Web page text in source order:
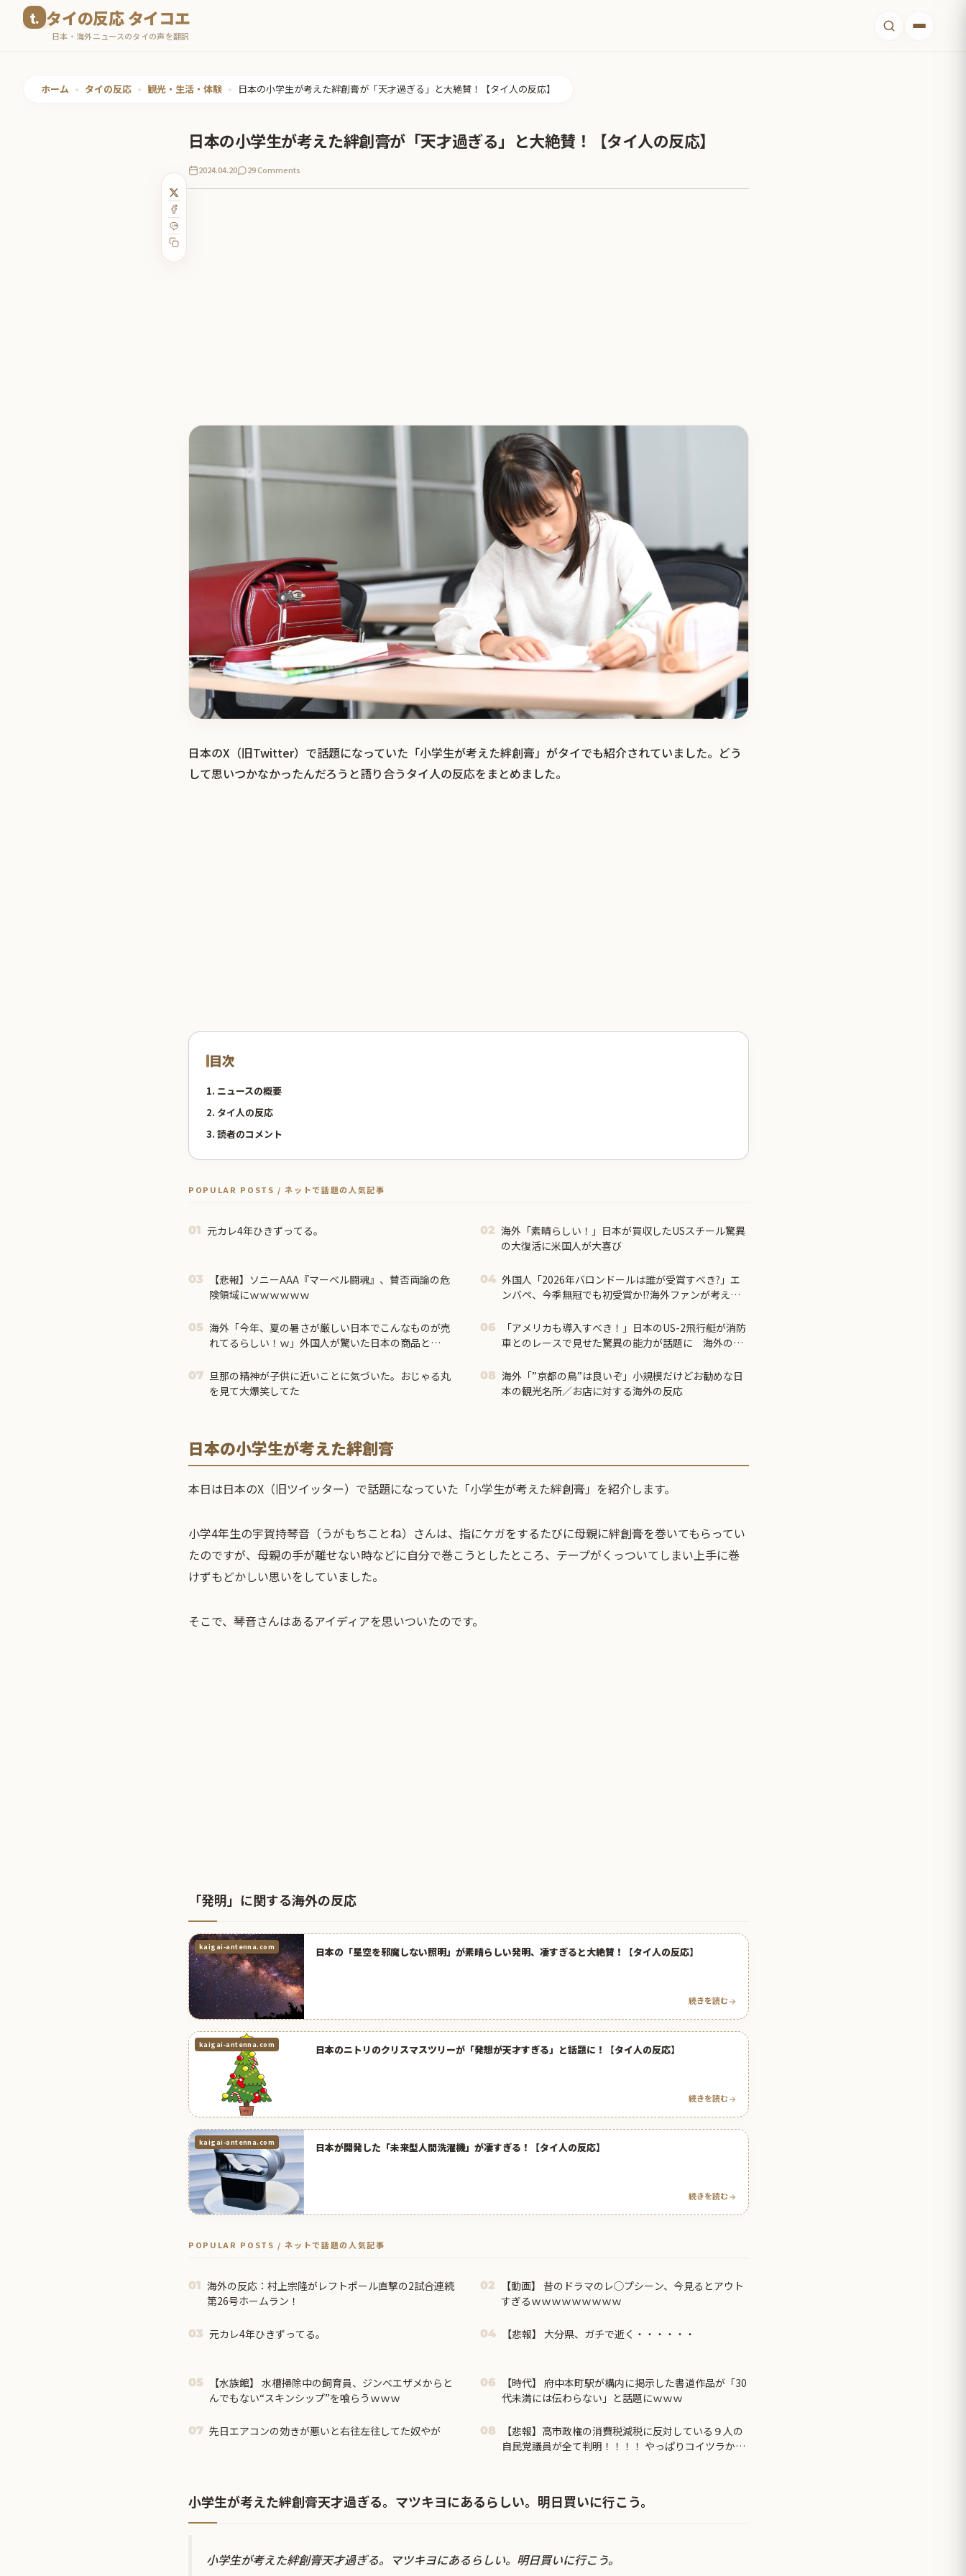
タイの反応 タイコエ
日本・海外ニュースのタイの声を翻訳
ホーム • タイの反応 • 観光・生活・体験 • 日本の小学生が考えた絆創膏が「天才過ぎる」と大絶賛！【タイ人の反応】
日本の小学生が考えた絆創膏が「天才過ぎる」と大絶賛！【タイ人の反応】
2024.04.20 29 Comments
日本のX（旧Twitter）で話題になっていた「小学生が考えた絆創膏」がタイでも紹介されていました。どう
して思いつかなかったんだろうと語り合うタイ人の反応をまとめました。
目次
1. ニュースの概要
2. タイ人の反応
3. 読者のコメント
POPULAR POSTS / ネットで話題の人気記事
01 元カレ4年ひきずってる。 02 海外「素晴らしい！」日本が買収したUSスチール驚異
の大復活に米国人が大喜び
03
【悲報】ソニーAAA『マーベル闘魂』、賛否両論の危
険領域にｗｗｗｗｗｗ
04 外国人「2026年バロンドールは誰が受賞すべき?」エ
ンバペ、今季無冠でも初受賞か!?海外ファンが考える
05 海外「今年、夏の暑さが厳しい日本でこんなものが売
れてるらしい！ｗ」外国人が驚いた日本の商品と
06
「アメリカも導入すべき！」日本のUS-2飛行艇が消防
車とのレースで見せた驚異の能力が話題に 海外の反
07 旦那の精神が子供に近いことに気づいた。おじゃる丸
を見て大爆笑してた
08 海外「”京都の鳥”は良いぞ」小規模だけどお勧めな日
本の観光名所／お店に対する海外の反応
日本の小学生が考えた絆創膏
本日は日本のX（旧ツイッター）で話題になっていた「小学生が考えた絆創膏」を紹介します。
小学4年生の宇賀持琴音（うがもちことね）さんは、指にケガをするたびに母親に絆創膏を巻いてもらってい
たのですが、母親の手が離せない時などに自分で巻こうとしたところ、テープがくっついてしまい上手に巻
けずもどかしい思いをしていました。
そこで、琴音さんはあるアイディアを思いついたのです。
「発明」に関する海外の反応
kaigai-antenna.com 日本の「星空を邪魔しない照明」が素晴らしい発明、凄すぎると大絶賛！【タイ人の反応】
続きを読む
kaigai-antenna.com 日本のニトリのクリスマスツリーが「発想が天才すぎる」と話題に！【タイ人の反応】
続きを読む
kaigai-antenna.com 日本が開発した「未来型人間洗濯機」が凄すぎる！【タイ人の反応】
続きを読む
POPULAR POSTS / ネットで話題の人気記事
01 海外の反応：村上宗隆がレフトポール直撃の2試合連続
第26号ホームラン！
02
【動画】 昔のドラマのレ◯プシーン、今見るとアウト
すぎるｗｗｗｗｗｗｗｗｗ
03 元カレ4年ひきずってる。 04 【悲報】 大分県、ガチで逝く・・・・・・
05
【水族館】 水槽掃除中の飼育員、ジンベエザメからと
んでもない“スキンシップ”を喰らうｗｗｗ
06
【時代】 府中本町駅が構内に掲示した書道作品が「30
代未満には伝わらない」と話題にｗｗｗ
07 先日エアコンの効きが悪いと右往左往してた奴やが 08
【悲報】高市政権の消費税減税に反対している９人の
自民党議員が全て判明！！！！ やっぱりコイツラかｗ
小学生が考えた絆創膏天才過ぎる。マツキヨにあるらしい。明日買いに行こう。
小学生が考えた絆創膏天才過ぎる。マツキヨにあるらしい。明日買いに行こう。